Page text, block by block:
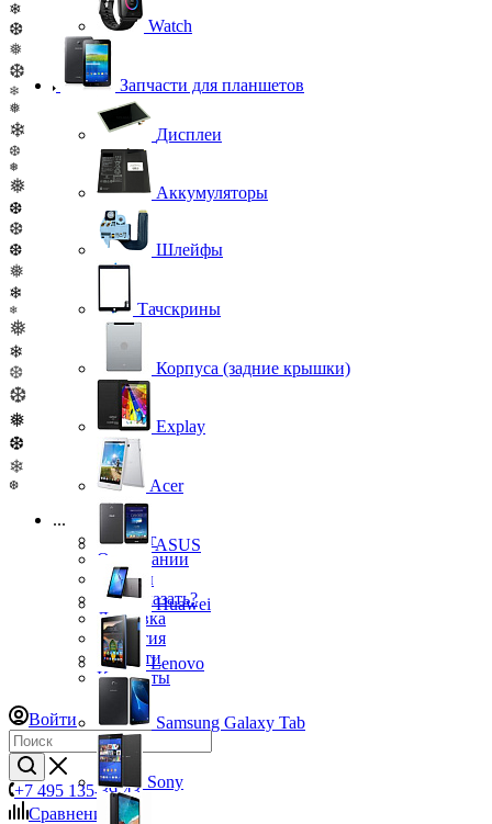
❄
❆
❅
❆
❄
❅
❄
❆
❅
❅
❆
❆
❆
❅
❄
❄
❅
❄
❆
❆
❅
❆
❄
❆
...
Каталог
О компании
Бренды
Как заказать?
Доставка
Гарантия
Новости
Контакты
Войти
+7 495 135-39-43
Сравнение
0
Watch
Запчасти для планшетов
Дисплеи
Аккумуляторы
Шлейфы
Тачскрины
Корпуса (задние крышки)
Explay
Acer
ASUS
Huawei
Lenovo
Samsung Galaxy Tab
Sony